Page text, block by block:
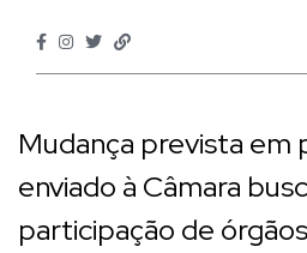
Mudança prevista em
enviado à Câmara
participação de